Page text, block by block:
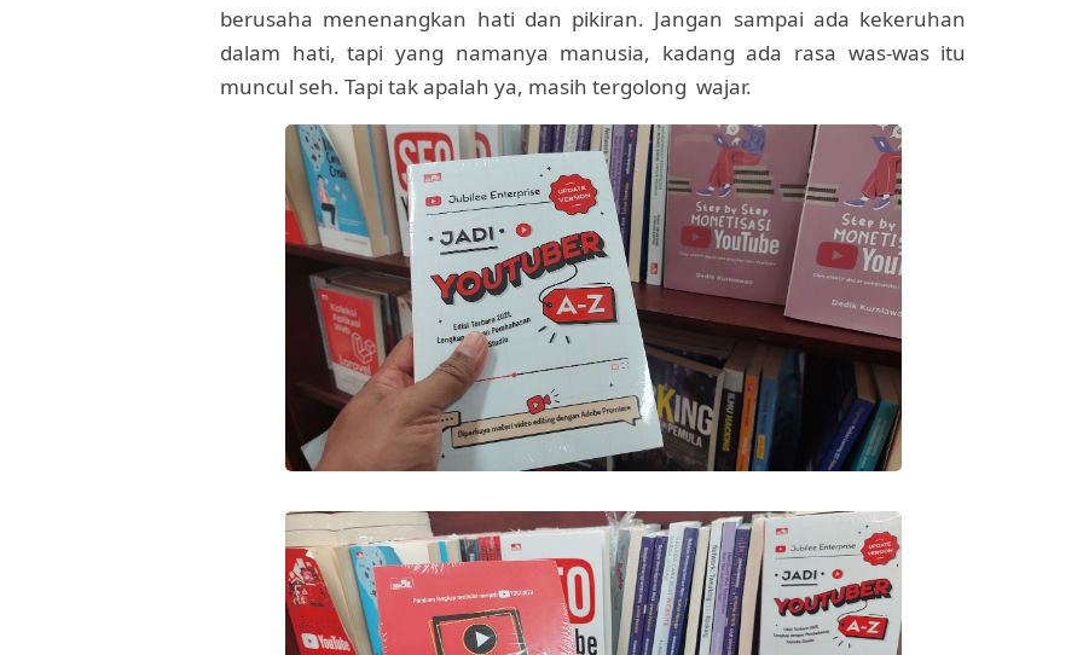
berusaha menenangkan hati dan pikiran. Jangan sampai ada kekeruhan
dalam hati, tapi yang namanya manusia, kadang ada rasa was-was itu
muncul seh. Tapi tak apalah ya, masih tergolong wajar.